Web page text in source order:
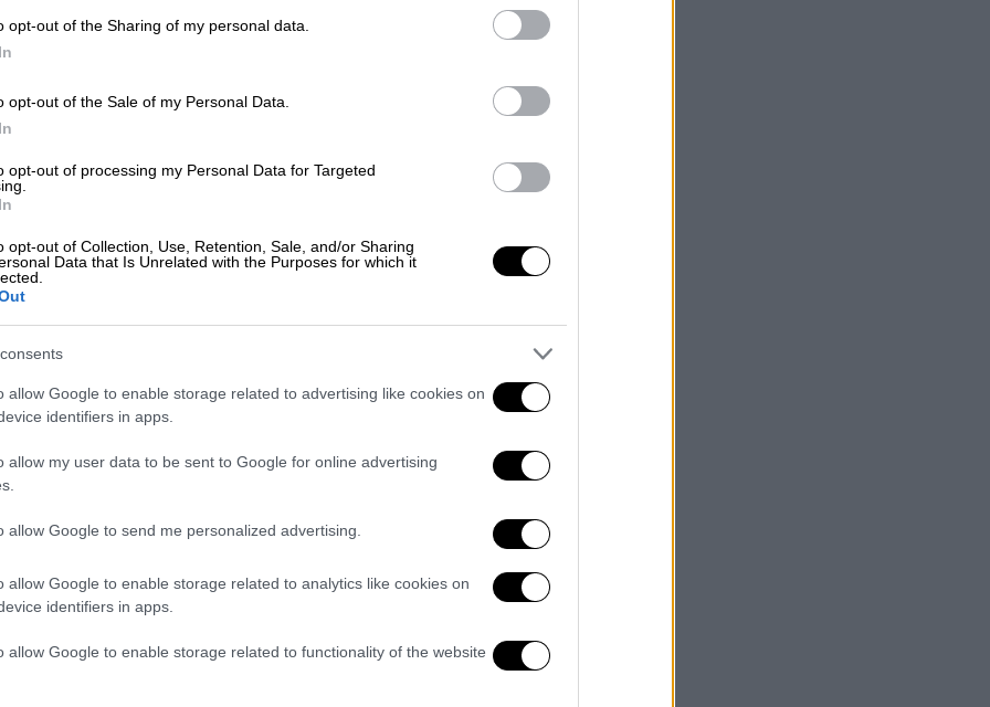
opt-out of the Sharing of my personal data.
opt-out of the Sale of my Personal Data.
opt-out of processing my Personal Data for Targeted
opt-out of Collection, Use, Retention, Sale, and/or Sharing
Data that Is Unrelated with the Purposes for which it
allow Google to enable storage related to advertising like cookies on
identifiers in apps.
allow my user data to be sent to Google for online advertising
allow Google to send me personalized advertising.
allow Google to enable storage related to analytics like cookies on
identifiers in apps.
allow Google to enable storage related to functionality of the website
ο οποίοςσυνελήφθηαπό αστυνομικούς
βίας στην Κρήτη: 72χρονη
και την άρπαξε από τα
ώρες, με
πως το θύμα δέχθηκε απρόκλητα
με την παρέα του. Ο δράστης φέρεται να
δεν πρόλαβε να αντιδράσει, σύμφωνα με
παρατήρηση που είχε κάνει το
θέα.
Αγρινίου, όπου και υποβλήθηκε σε
νοσηλεύεται σε